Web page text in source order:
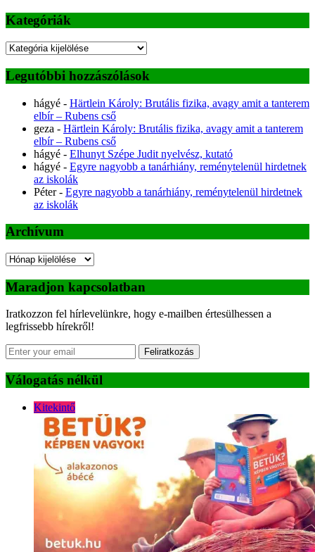
Kategóriák
Kategóriák
Legutóbbi hozzászólások
hágyé - Härtlein Károly: Brutális fizika, avagy amit a tanterem
elbír – Rubens cső
geza - Härtlein Károly: Brutális fizika, avagy amit a tanterem
elbír – Rubens cső
hágyé - Elhunyt Szépe Judit nyelvész, kutató
hágyé - Egyre nagyobb a tanárhiány, reménytelenül hirdetnek
az iskolák
Péter- Egyre nagyobb a tanárhiány, reménytelenül hirdetnek
az iskolák
Archívum
Archívum
Maradjon kapcsolatban
Iratkozzon fel hírlevelünkre, hogy e-mailben értesülhessen a
legfrissebb hírekről!
Feliratkozás
Válogatás nélkül
Kitekintő